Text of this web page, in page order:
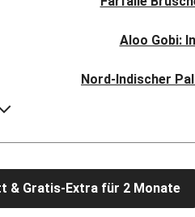
Aloo Gobi:
Nord-Indischer
Camembert En
& Gratis-Extra für 2 Monate